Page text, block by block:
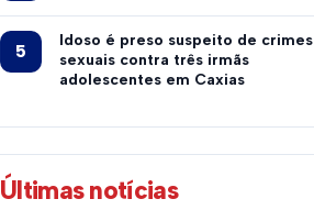
Idoso é preso suspeito de crimes
sexuais contra três irmãs
adolescentes em Caxias
Últimas notícias